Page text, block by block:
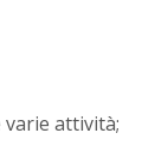
varie attività;